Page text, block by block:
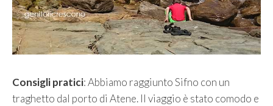
Consigli pratici: Abbiamo raggiunto Sifno con un
traghetto dal porto di Atene. Il viaggio è stato comodo e